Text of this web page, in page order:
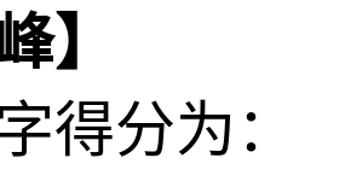
】
分为：